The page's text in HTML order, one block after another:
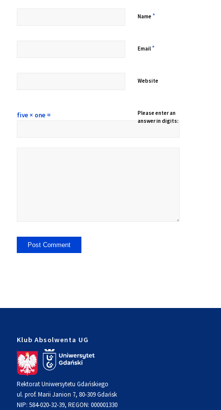
Name *
Email*
Website
Please enter an
answer in digits:
five × one =
Klub Absolwenta UG
Rektorat Uniwersytetu Gdańskiego
ul. prof. Marii Janion 7, 80-309 Gdańsk
NIP: 584-020-32-39, REGON: 000001330